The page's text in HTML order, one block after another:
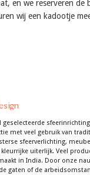
en we reserveren de
wij een kadootje
geselecteerde
met veel gebruik van
sfeerverlichting,
uiterlijk. Veel
in India. Door onze
gaten of de